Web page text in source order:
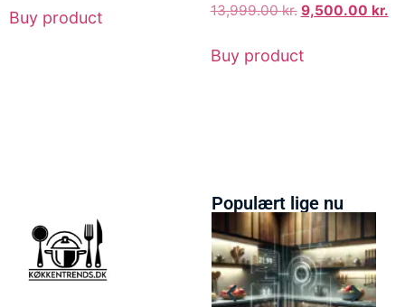
Buy product 13,999.00kr. 9,500.00 kr.
Buy product
Populært lige nu